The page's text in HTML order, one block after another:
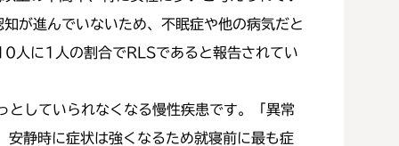
が進んでいないため、不眠症や他の病気だと
人に1人の割合でRLSであると報告されてい
していられなくなる慢性疾患です。「異常
静時に症状は強くなるため就寝前に最も症